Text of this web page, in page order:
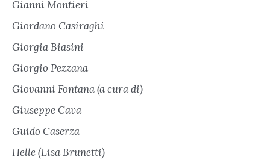
Gianni Montieri
Giordano Casiraghi
Giorgia Biasini
Giorgio Pezzana
Giovanni Fontana (a cura di)
Giuseppe Cava
Guido Caserza
Helle (Lisa Brunetti)